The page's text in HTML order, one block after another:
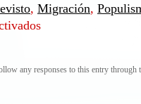
, Migración,
any responses to this entry through